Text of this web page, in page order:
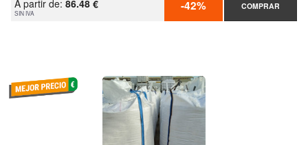
A partir de: 86.48 €
SIN IVA -42% COMPRAR